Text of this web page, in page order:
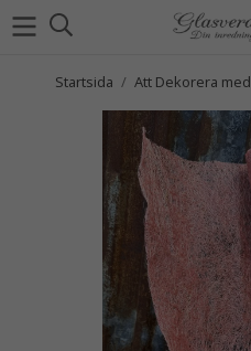
Startsida / Att Dekorera med